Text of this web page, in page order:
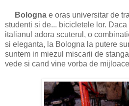
Bologna e oras universitar de
studenti si de... bicicletele lor. Daca
italianul adora scuterul, o
si eleganta, la Bologna la putere
suntem in miezul miscarii de
vede si cand vine vorba de